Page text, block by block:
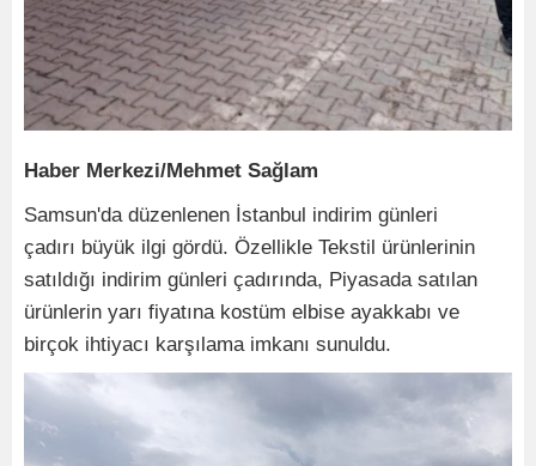
Haber Merkezi/Mehmet Sağlam
Samsun'da düzenlenen İstanbul indirim günleri
çadırı büyük ilgi gördü. Özellikle Tekstil ürünlerinin
satıldığı indirim günleri çadırında, Piyasada satılan
ürünlerin yarı fiyatına kostüm elbise ayakkabı ve
birçok ihtiyacı karşılama imkanı sunuldu.